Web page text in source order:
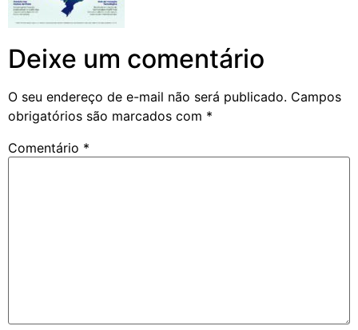
Deixe um comentário
O seu endereço de e-mail não será publicado. Campos
obrigatórios são marcados com *
Comentário *